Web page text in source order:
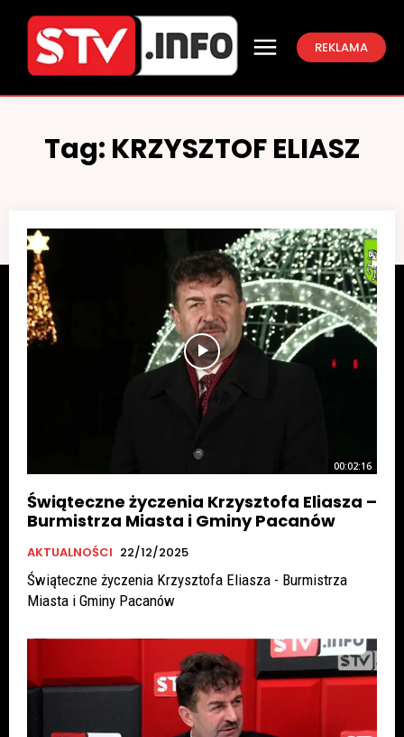
REKLAMA
Tag: KRZYSZTOF ELIASZ
00:02:16
Świąteczne życzenia Krzysztofa Eliasza –
Burmistrza Miasta i Gminy Pacanów
AKTUALNOŚCI 22/12/2025
Świąteczne życzenia Krzysztofa Eliasza - Burmistrza
Miasta i Gminy Pacanów